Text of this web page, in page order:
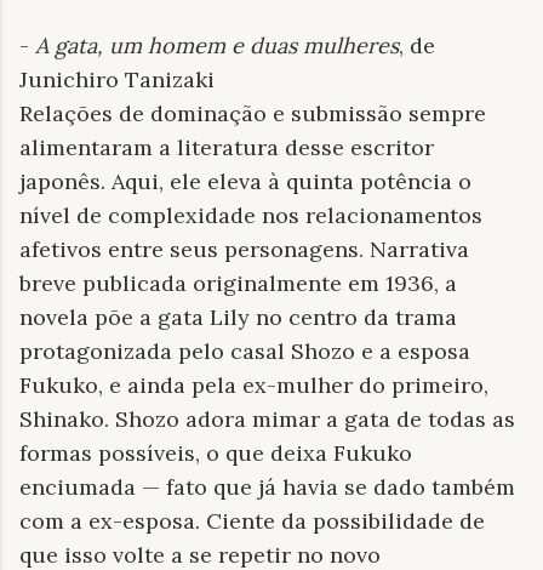
- A gata, um homem e duas mulheres, de
Junichiro Tanizaki
Relações de dominação e submissão sempre
alimentaram a literatura desse escritor
japonês. Aqui, ele eleva à quinta potência o
nível de complexidade nos relacionamentos
afetivos entre seus personagens. Narrativa
breve publicada originalmente em 1936, a
novela põe a gata Lily no centro da trama
protagonizada pelo casal Shozo e a esposa
Fukuko, e ainda pela ex-mulher do primeiro,
Shinako. Shozo adora mimar a gata de todas as
formas possíveis, o que deixa Fukuko
enciumada — fato que já havia se dado também
com a ex-esposa. Ciente da possibilidade de
que isso volte a se repetir no novo